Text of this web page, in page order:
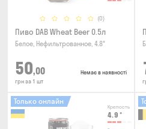
(0)
Пиво DAB Wheat Beer 0.5л
Белое, Нефильтрованное, 4.8°
50,00
грн за 1 шт
Немає в наявності
Крепость
4.9 °
Только онлайн